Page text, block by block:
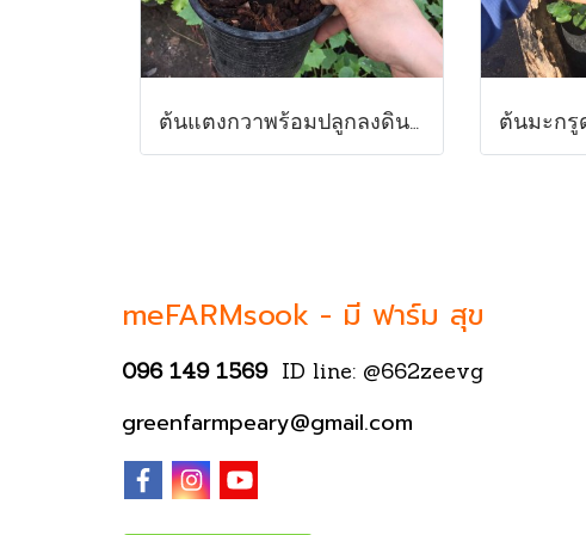
ต้นแตงกวาพร้อมปลูกลงดิน ส่งพร้อมกระถาง6นิ้ว สูง 10-20 ซม.พร้อมส่ง
meFARMsook - มี ฟาร์ม สุข
096 149 1569 ID line: @662zeevg
greenfarmpeary@gmail.com